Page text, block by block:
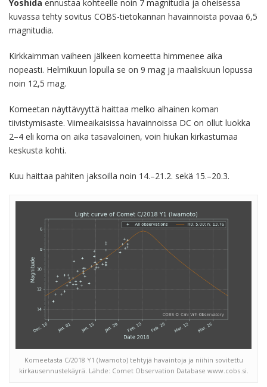
Yoshida ennustaa kohteelle noin 7 magnitudia ja oheisessa
kuvassa tehty sovitus COBS-tietokannan havainnoista povaa 6,5
magnitudia.
Kirkkaimman vaiheen jälkeen komeetta himmenee aika
nopeasti. Helmikuun lopulla se on 9 mag ja maaliskuun lopussa
noin 12,5 mag.
Komeetan näyttävyyttä haittaa melko alhainen koman
tiivistymisaste. Viimeaikaisissa havainnoissa DC on ollut luokka
2–4 eli koma on aika tasavaloinen, voin hiukan kirkastumaa
keskusta kohti.
Kuu haittaa pahiten jaksoilla noin 14.–21.2. sekä 15.–20.3.
Komeetasta C/2018 Y1 (Iwamoto) tehtyjä havaintoja ja niihin sovitettu
kirkausennustekäyrä. Lähde: Comet Observation Database www.cobs.si.